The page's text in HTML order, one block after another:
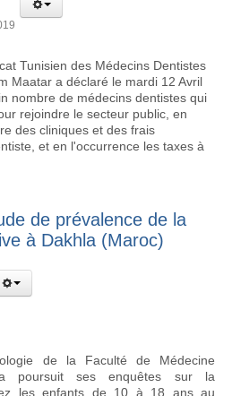
Tunisien des Médecins Dentistes
Maatar a déclaré le mardi 12 Avril
nombre de médecins dentistes qui
rejoindre le secteur public, en
des cliniques et des frais
et en l'occurrence les taxes à
de prévalence de la
à Dakhla (Maroc)
de la Faculté de Médecine
poursuit ses enquêtes sur la
les enfants de 10 à 18 ans au